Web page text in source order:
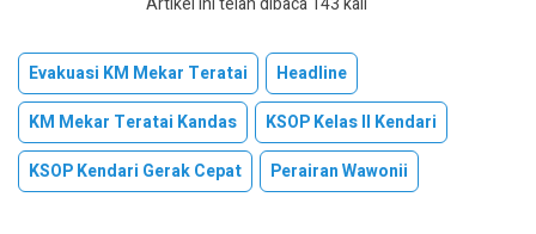
Evakuasi KM Mekar Teratai
Headline
KM Mekar Teratai Kandas
KSOP Kelas II Kendari
KSOP Kendari Gerak Cepat
Perairan Wawonii